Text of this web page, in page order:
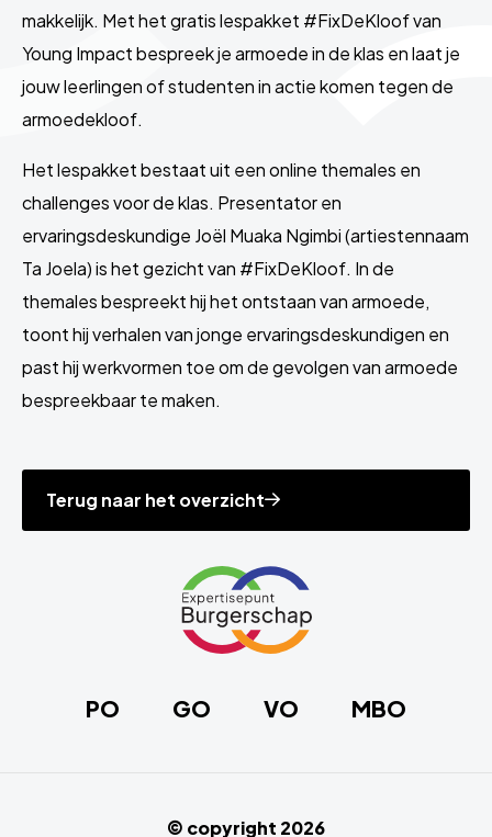
makkelijk. Met het gratis lespakket #FixDeKloof van
Young Impact bespreek je armoede in de klas en laat je
jouw leerlingen of studenten in actie komen tegen de
armoedekloof.
Het lespakket bestaat uit een online themales en
challenges voor de klas. Presentator en
ervaringsdeskundige Joël Muaka Ngimbi (artiestennaam
Ta Joela) is het gezicht van #FixDeKloof. In de
themales bespreekt hij het ontstaan van armoede,
toont hij verhalen van jonge ervaringsdeskundigen en
past hij werkvormen toe om de gevolgen van armoede
bespreekbaar te maken.
Terug naar het overzicht
PO GO VO MBO
© copyright 2026